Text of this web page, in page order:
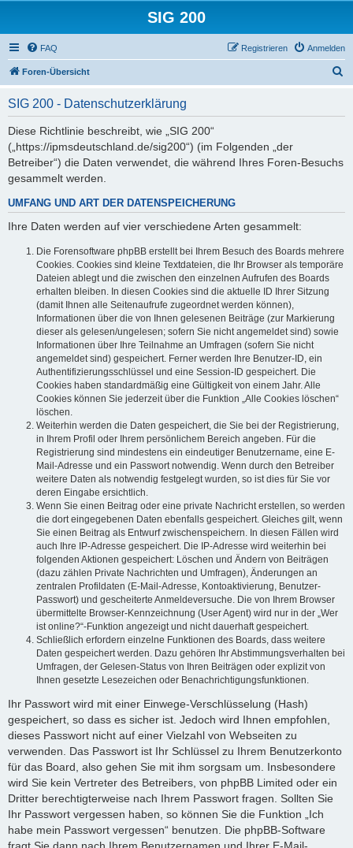
SIG 200
FAQ Anmelden
Registrieren
Foren-Übersicht
SIG 200 - Datenschutzerklärung
Diese Richtlinie beschreibt, wie „SIG 200“
(„https://ipmsdeutschland.de/sig200“) (im Folgenden „der
Betreiber“) die Daten verwendet, die während Ihres Foren-Besuchs
gesammelt werden.
UMFANG UND ART DER DATENSPEICHERUNG
Ihre Daten werden auf vier verschiedene Arten gesammelt:
Die Forensoftware phpBB erstellt bei Ihrem Besuch des Boards mehrere
Cookies. Cookies sind kleine Textdateien, die Ihr Browser als temporäre
Dateien ablegt und die zwischen den einzelnen Aufrufen des Boards
erhalten bleiben. In diesen Cookies sind die aktuelle ID Ihrer Sitzung
(damit Ihnen alle Seitenaufrufe zugeordnet werden können),
Informationen über die von Ihnen gelesenen Beiträge (zur Markierung
dieser als gelesen/ungelesen; sofern Sie nicht angemeldet sind) sowie
Informationen über Ihre Teilnahme an Umfragen (sofern Sie nicht
angemeldet sind) gespeichert. Ferner werden Ihre Benutzer-ID, ein
Authentifizierungsschlüssel und eine Session-ID gespeichert. Die
Cookies haben standardmäßig eine Gültigkeit von einem Jahr. Alle
Cookies können Sie jederzeit über die Funktion „Alle Cookies löschen“
löschen.
Weiterhin werden die Daten gespeichert, die Sie bei der Registrierung,
in Ihrem Profil oder Ihrem persönlichem Bereich angeben. Für die
Registrierung sind mindestens ein eindeutiger Benutzername, eine E-
Mail-Adresse und ein Passwort notwendig. Wenn durch den Betreiber
weitere Daten als notwendig festgelegt wurden, so ist dies für Sie vor
deren Eingabe ersichtlich.
Wenn Sie einen Beitrag oder eine private Nachricht erstellen, so werden
die dort eingegebenen Daten ebenfalls gespeichert. Gleiches gilt, wenn
Sie einen Beitrag als Entwurf zwischenspeichern. In diesen Fällen wird
auch Ihre IP-Adresse gespeichert. Die IP-Adresse wird weiterhin bei
folgenden Aktionen gespeichert: Löschen und Ändern von Beiträgen
(dazu zählen Private Nachrichten und Umfragen), Änderungen an
zentralen Profildaten (E-Mail-Adresse, Kontoaktivierung, Benutzer-
Passwort) und gescheiterte Anmeldeversuche. Die von Ihrem Browser
übermittelte Browser-Kennzeichnung (User Agent) wird nur in der „Wer
ist online?“-Funktion angezeigt und nicht dauerhaft gespeichert.
Schließlich erfordern einzelne Funktionen des Boards, dass weitere
Daten gespeichert werden. Dazu gehören Ihr Abstimmungsverhalten bei
Umfragen, der Gelesen-Status von Ihren Beiträgen oder explizit von
Ihnen gesetzte Lesezeichen oder Benachrichtigungsfunktionen.
Ihr Passwort wird mit einer Einwege-Verschlüsselung (Hash)
gespeichert, so dass es sicher ist. Jedoch wird Ihnen empfohlen,
dieses Passwort nicht auf einer Vielzahl von Webseiten zu
verwenden. Das Passwort ist Ihr Schlüssel zu Ihrem Benutzerkonto
für das Board, also gehen Sie mit ihm sorgsam um. Insbesondere
wird Sie kein Vertreter des Betreibers, von phpBB Limited oder ein
Dritter berechtigterweise nach Ihrem Passwort fragen. Sollten Sie
Ihr Passwort vergessen haben, so können Sie die Funktion „Ich
habe mein Passwort vergessen“ benutzen. Die phpBB-Software